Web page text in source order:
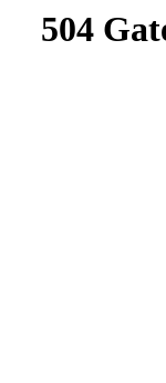
504